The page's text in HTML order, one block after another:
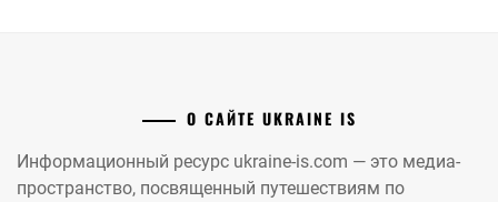
О САЙТЕ UKRAINE IS
Информационный ресурс ukraine-is.com — это медиа-
пространство, посвященный путешествиям по